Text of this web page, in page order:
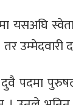
यसअघि
तर उम्मेदवारी
पदमा